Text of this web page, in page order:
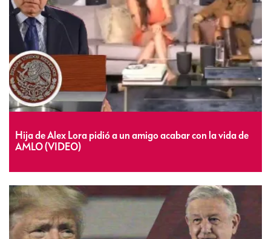
Hija de Alex Lora pidió a un amigo acabar con la vida de
AMLO (VIDEO)